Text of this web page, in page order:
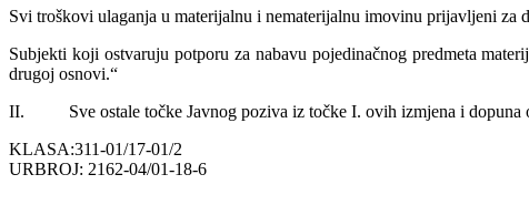
Svi troškovi ulaganja u materijalnu i nematerijalnu imovinu prijavljeni za
Subjekti koji ostvaruju potporu za nabavu pojedinačnog predmeta
drugoj osnovi.“
II. Sve ostale točke Javnog poziva iz točke I. ovih izmjena i dopuna
KLASA:311-01/17-01/2
URBROJ: 2162-04/01-18-6